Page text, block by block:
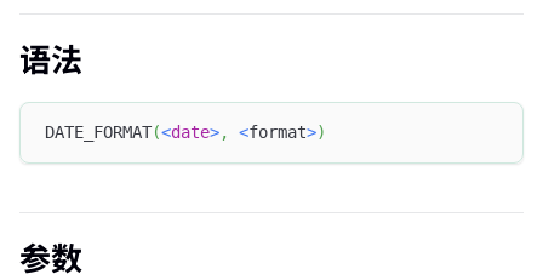
语法
DATE_FORMAT(<date>, <format>)
参数